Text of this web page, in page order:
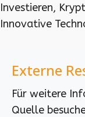
Investieren,
Innovative
Externe
Für weitere
Quelle